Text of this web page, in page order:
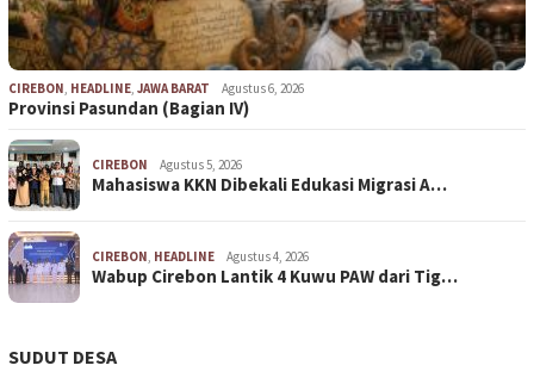
CIREBON, HEADLINE, JAWA BARAT Agustus 6, 2026
Provinsi Pasundan (Bagian IV)
CIREBON Agustus 5, 2026
Mahasiswa KKN Dibekali Edukasi Migrasi A…
CIREBON, HEADLINE Agustus 4, 2026
Wabup Cirebon Lantik 4 Kuwu PAW dari Tig…
SUDUT DESA